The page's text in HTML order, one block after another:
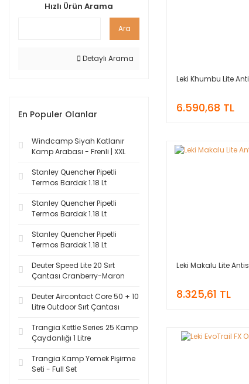
115-125 (1)
Hızlı Ürün Arama
Ara
Detaylı Arama
En Populer Olanlar
Windcamp Siyah Katlanır
Kamp Arabası - Frenli | XXL
Stanley Quencher Pipetli
Termos Bardak 1.18 Lt
Stanley Quencher Pipetli
Termos Bardak 1.18 Lt
Stanley Quencher Pipetli
Termos Bardak 1.18 Lt
Deuter Speed Lite 20 Sırt
Çantası Cranberry-Maron
Deuter Aircontact Core 50 + 10
Litre Outdoor Sırt Çantası
Trangia Kettle Series 25 Kamp
Çaydanlığı 1 Litre
Trangia Kamp Yemek Pişirme
Seti - Full Set
Leki Khumbu Lite
6.590,68 TL
Leki Makalu Lite
8.325,61 TL